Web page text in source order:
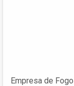
Empresa de